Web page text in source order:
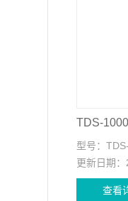
TDS-
型号：
更新日期：
查看